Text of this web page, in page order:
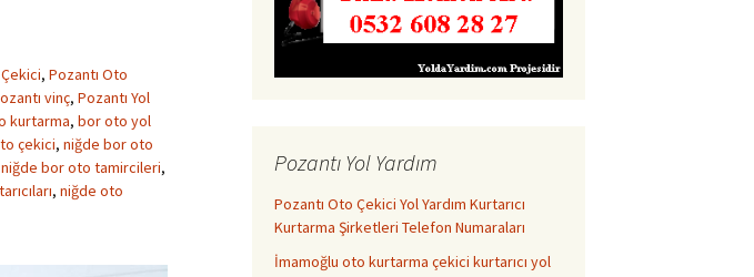
, Pozantı Oto
vinç, Pozantı Yol
kurtarma, bor oto yol
çekici, niğde bor oto
niğde bor oto tamircileri,
, niğde oto
Pozantı Yol Yardım
Pozantı Oto Çekici Yol Yardım Kurtarıcı
Kurtarma Şirketleri Telefon Numaraları
İmamoğlu oto kurtarma çekici kurtarıcı yol